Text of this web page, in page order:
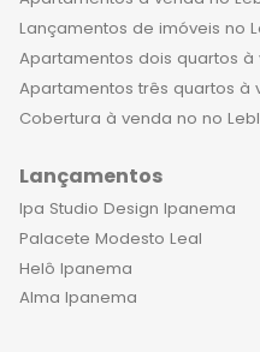
Lançamentos de imóveis no
Apartamentos dois quartos à
Apartamentos três quartos à
Cobertura à venda no no
Lançamentos
Ipa Studio Design Ipanema
Palacete Modesto Leal
Helô Ipanema
Alma Ipanema